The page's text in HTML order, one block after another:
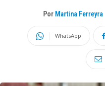
Por Martina Ferreyra
WhatsApp